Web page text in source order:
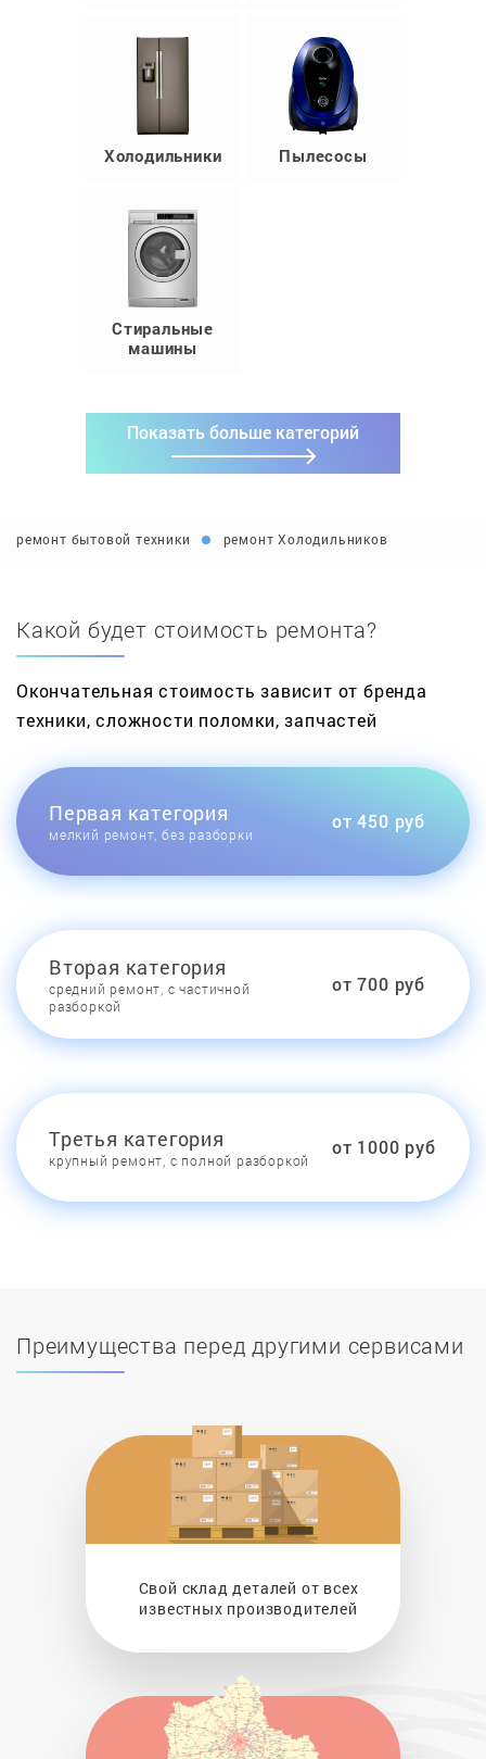
Холодильники Пылесосы
Стиральные
машины
Показать больше категорий
ремонт бытовой техники ремонт Холодильников
Какой будет стоимость ремонта?
Окончательная стоимость зависит от бренда
техники, сложности поломки, запчастей
Первая категория
мелкий ремонт, без разборки
от 450 руб
Вторая категория
средний ремонт, с частичной
разборкой
от 700 руб
Третья категория
крупный ремонт, с полной разборкой
от 1000 руб
Преимущества перед другими сервисами
Свой склад деталей от всех
известных производителей